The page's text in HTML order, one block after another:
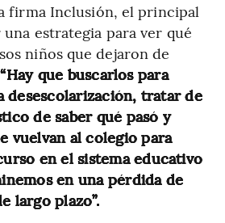
firma Inclusión, el principal
estrategia para ver qué
niños que dejaron de
“Hay que buscarlos para
desescolarización, tratar de
de saber qué pasó y
vuelvan al colegio para
en el sistema educativo
en una pérdida de
largo plazo”.